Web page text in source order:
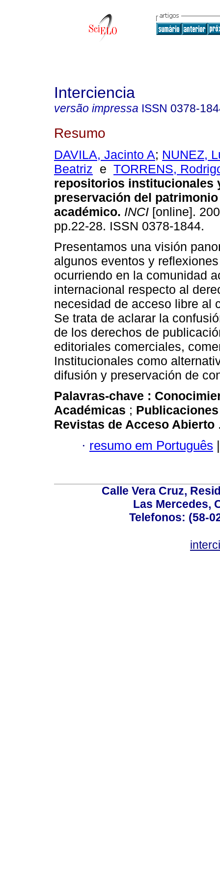
Interciencia
versão impressa ISSN 0378-
Resumo
DAVILA, Jacinto A; NUNEZ,
Beatriz e TORRENS,
repositorios institucionales
preservación del
académico. INCI [online].
pp.22-28. ISSN 0378-1844.
Presentamos una visión
algunos eventos y
ocurriendo en la comunidad
internacional respecto al
necesidad de acceso libre al
Se trata de aclarar la
de los derechos de
editoriales comerciales,
Institucionales como
difusión y preservación de
Palavras-chave :
Académicas ;
Revistas de Acceso Abierto
· resumo em Português |
Calle Vera Cruz,
Las Mercedes,
Telefonos: (58-